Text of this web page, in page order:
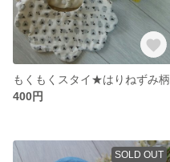
もくもくスタイ★はりねずみ柄
400円
SOLD OUT